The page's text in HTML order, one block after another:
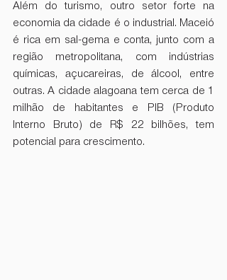
Além do turismo, outro setor forte na
economia da cidade é o industrial. Maceió
é rica em sal-gema e conta, junto com a
região metropolitana, com indústrias
químicas, açucareiras, de álcool, entre
outras. A cidade alagoana tem cerca de 1
milhão de habitantes e PIB (Produto
Interno Bruto) de R$ 22 bilhões, tem
potencial para crescimento.